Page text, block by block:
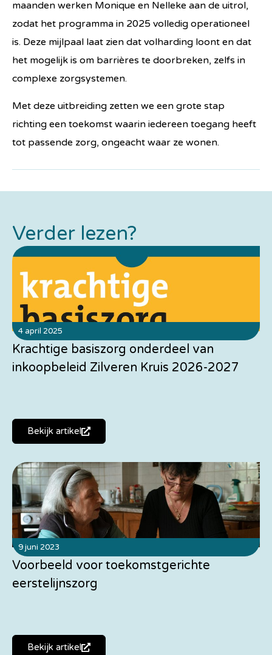
maanden werken Monique en Nelleke aan de uitrol,
zodat het programma in 2025 volledig operationeel
is. Deze mijlpaal laat zien dat volharding loont en dat
het mogelijk is om barrières te doorbreken, zelfs in
complexe zorgsystemen.
Met deze uitbreiding zetten we een grote stap
richting een toekomst waarin iedereen toegang heeft
tot passende zorg, ongeacht waar ze wonen.
Verder lezen?
4 april 2025
Krachtige basiszorg onderdeel van
inkoopbeleid Zilveren Kruis 2026-2027
Bekijk artikel
9 juni 2023
Voorbeeld voor toekomstgerichte
eerstelijnszorg
Bekijk artikel